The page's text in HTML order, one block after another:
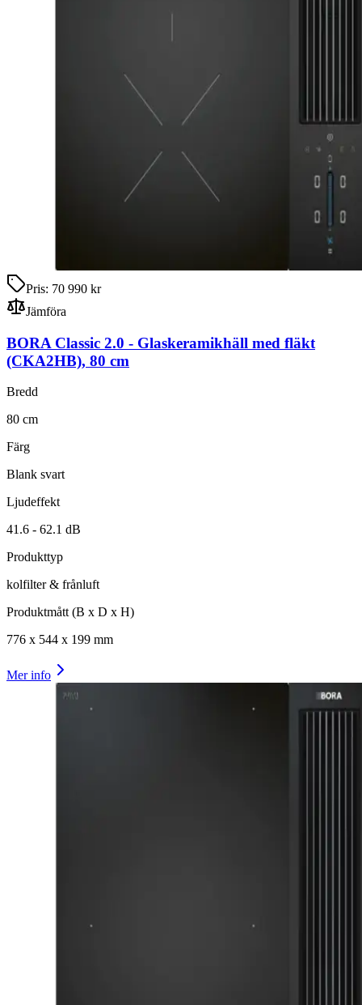
Pris: 70 990 kr
Jämföra
BORA Classic 2.0 - Glaskeramikhäll med fläkt
(CKA2HB), 80 cm
Bredd
80 cm
Färg
Blank svart
Ljudeffekt
41.6 - 62.1 dB
Produkttyp
kolfilter & frånluft
Produktmått (B x D x H)
776 x 544 x 199 mm
Mer info